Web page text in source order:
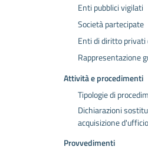
Enti pubblici vigilati
Società partecipate
Enti di diritto
Rappresentazione
Attività e procedimenti
Tipologie di
Dichiarazioni
acquisizione
Provvedimenti